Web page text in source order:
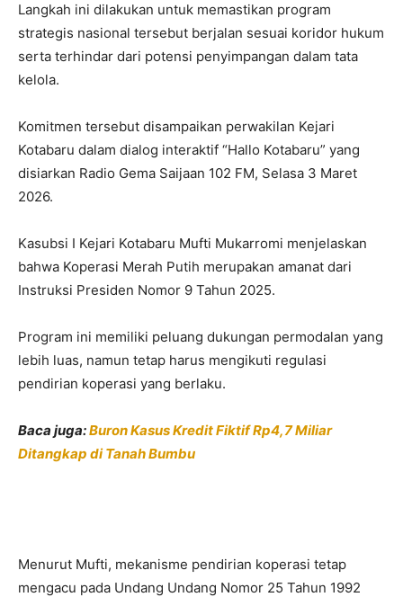
Langkah ini dilakukan untuk memastikan program
strategis nasional tersebut berjalan sesuai koridor hukum
serta terhindar dari potensi penyimpangan dalam tata
kelola.
Komitmen tersebut disampaikan perwakilan Kejari
Kotabaru dalam dialog interaktif “Hallo Kotabaru” yang
disiarkan Radio Gema Saijaan 102 FM, Selasa 3 Maret
2026.
Kasubsi I Kejari Kotabaru Mufti Mukarromi menjelaskan
bahwa Koperasi Merah Putih merupakan amanat dari
Instruksi Presiden Nomor 9 Tahun 2025.
Program ini memiliki peluang dukungan permodalan yang
lebih luas, namun tetap harus mengikuti regulasi
pendirian koperasi yang berlaku.
Baca juga:Buron Kasus Kredit Fiktif Rp4,7 Miliar
Ditangkap di Tanah Bumbu
Menurut Mufti, mekanisme pendirian koperasi tetap
mengacu pada Undang Undang Nomor 25 Tahun 1992